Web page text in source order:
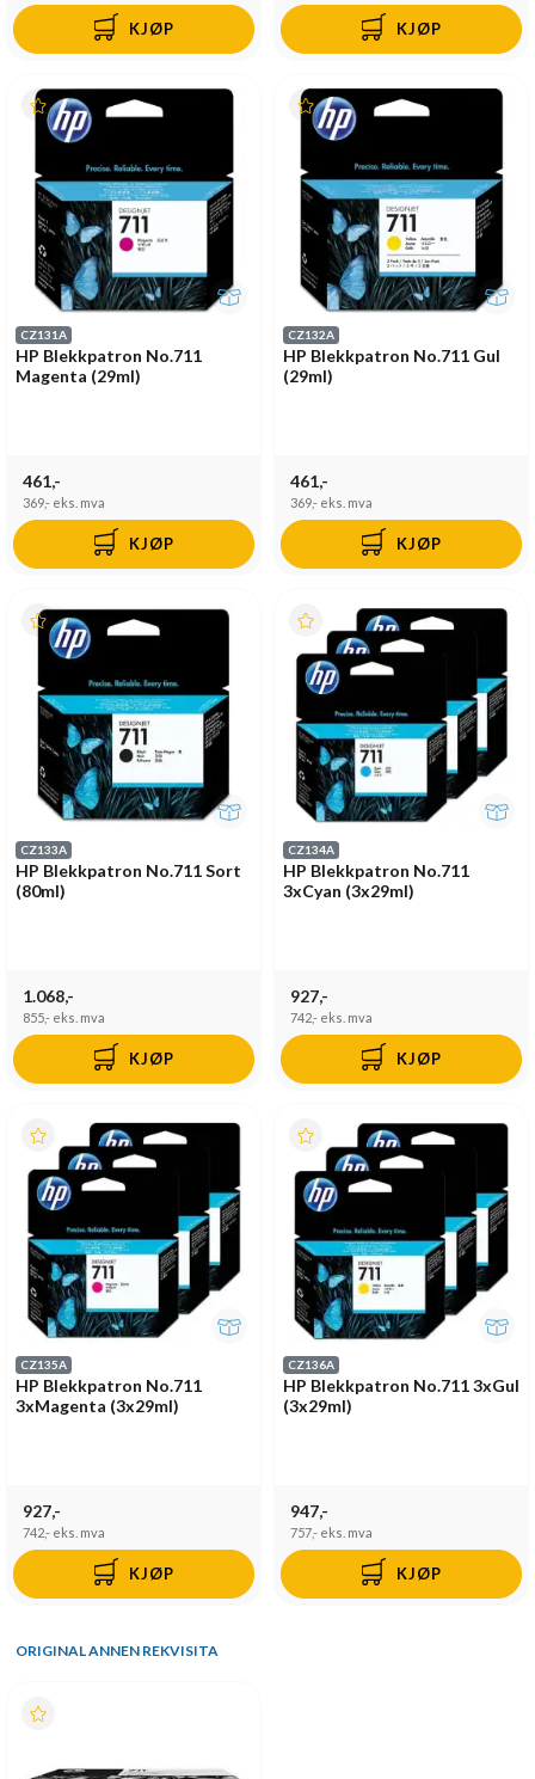
KJØP KJØP
CZ131A
HP Blekkpatron No.711
Magenta (29ml)
461,-
369,- eks. mva
KJØP
CZ132A
HP Blekkpatron No.711 Gul
(29ml)
461,-
369,- eks. mva
KJØP
CZ133A
HP Blekkpatron No.711 Sort
(80ml)
1.068,-
855,- eks. mva
KJØP
CZ134A
HP Blekkpatron No.711
3xCyan (3x29ml)
927,-
742,- eks. mva
KJØP
CZ135A
HP Blekkpatron No.711
3xMagenta (3x29ml)
927,-
742,- eks. mva
KJØP
CZ136A
HP Blekkpatron No.711 3xGul
(3x29ml)
947,-
757,- eks. mva
KJØP
ORIGINAL ANNEN REKVISITA